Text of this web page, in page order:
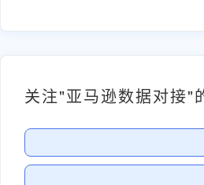
关注"亚马逊数据对接"